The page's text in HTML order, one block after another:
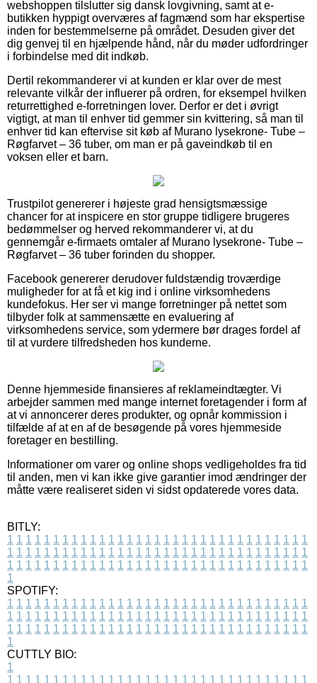
webshoppen tilslutter sig dansk lovgivning, samt at e-
butikken hyppigt overværes af fagmænd som har ekspertise
inden for bestemmelserne på området. Desuden giver det
dig genvej til en hjælpende hånd, når du møder udfordringer
i forbindelse med dit indkøb.
Dertil rekommanderer vi at kunden er klar over de mest
relevante vilkår der influerer på ordren, for eksempel hvilken
returrettighed e-forretningen lover. Derfor er det i øvrigt
vigtigt, at man til enhver tid gemmer sin kvittering, så man til
enhver tid kan eftervise sit køb af Murano lysekrone- Tube –
Røgfarvet – 36 tuber, om man er på gaveindkøb til en
voksen eller et barn.
Trustpilot genererer i højeste grad hensigtsmæssige
chancer for at inspicere en stor gruppe tidligere brugeres
bedømmelser og herved rekommanderer vi, at du
gennemgår e-firmaets omtaler af Murano lysekrone- Tube –
Røgfarvet – 36 tuber forinden du shopper.
Facebook genererer derudover fuldstændig troværdige
muligheder for at få et kig ind i online virksomhedens
kundefokus. Her ser vi mange forretninger på nettet som
tilbyder folk at sammensætte en evaluering af
virksomhedens service, som ydermere bør drages fordel af
til at vurdere tilfredsheden hos kunderne.
Denne hjemmeside finansieres af reklameindtægter. Vi
arbejder sammen med mange internet foretagender i form af
at vi annoncerer deres produkter, og opnår kommission i
tilfælde af at en af de besøgende på vores hjemmeside
foretager en bestilling.
Informationer om varer og online shops vedligeholdes fra tid
til anden, men vi kan ikke give garantier imod ændringer der
måtte være realiseret siden vi sidst opdaterede vores data.
BITLY:
1 1 1 1 1 1 1 1 1 1 1 1 1 1 1 1 1 1 1 1 1 1 1 1 1 1 1 1 1 1 1 1 1
1 1 1 1 1 1 1 1 1 1 1 1 1 1 1 1 1 1 1 1 1 1 1 1 1 1 1 1 1 1 1 1 1
1 1 1 1 1 1 1 1 1 1 1 1 1 1 1 1 1 1 1 1 1 1 1 1 1 1 1 1 1 1 1 1 1
1
SPOTIFY:
1 1 1 1 1 1 1 1 1 1 1 1 1 1 1 1 1 1 1 1 1 1 1 1 1 1 1 1 1 1 1 1 1
1 1 1 1 1 1 1 1 1 1 1 1 1 1 1 1 1 1 1 1 1 1 1 1 1 1 1 1 1 1 1 1 1
1 1 1 1 1 1 1 1 1 1 1 1 1 1 1 1 1 1 1 1 1 1 1 1 1 1 1 1 1 1 1 1 1
1
CUTTLY BIO:
1
1 1 1 1 1 1 1 1 1 1 1 1 1 1 1 1 1 1 1 1 1 1 1 1 1 1 1 1 1 1 1 1 1